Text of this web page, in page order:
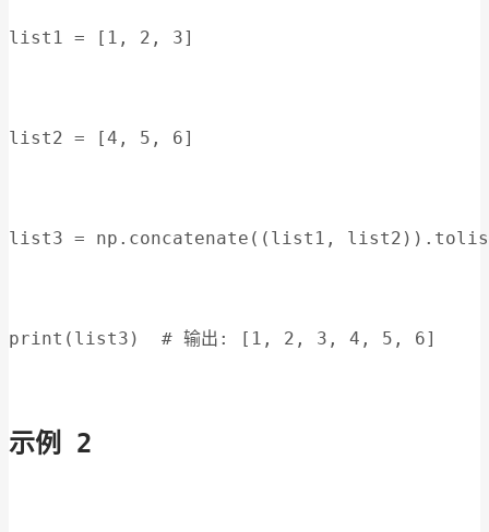
list1 = [1, 2, 3]
list2 = [4, 5, 6]
list3 = np.concatenate((list1,
print(list3)  # 输出: [1, 2, 3, 4, 5, 6]
示例 2